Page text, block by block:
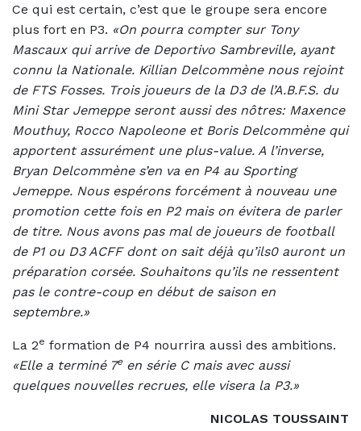
Ce qui est certain, c’est que le groupe sera encore
plus fort en P3. «On pourra compter sur Tony
Mascaux qui arrive de Deportivo Sambreville, ayant
connu la Nationale. Killian Delcommène nous rejoint
de FTS Fosses. Trois joueurs de la D3 de l’A.B.F.S. du
Mini Star Jemeppe seront aussi des nôtres: Maxence
Mouthuy, Rocco Napoleone et Boris Delcommène qui
apportent assurément une plus-value. A l’inverse,
Bryan Delcommène s’en va en P4 au Sporting
Jemeppe. Nous espérons forcément à nouveau une
promotion cette fois en P2 mais on évitera de parler
de titre. Nous avons pas mal de joueurs de football
de P1 ou D3 ACFF dont on sait déjà qu’ils0 auront un
préparation corsée. Souhaitons qu’ils ne ressentent
pas le contre-coup en début de saison en
septembre.»
La 2e formation de P4 nourrira aussi des ambitions.
«Elle a terminé 7een série C mais avec aussi
quelques nouvelles recrues, elle visera la P3.»
NICOLAS TOUSSAINT